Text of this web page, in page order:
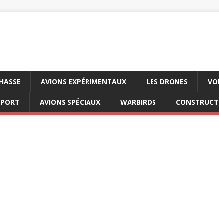
AVIONS EXPÉRIMENTAUX LES DRONES
AVIONS SPÉCIAUX WARBIRDS